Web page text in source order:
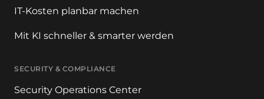
IT-Kosten planbar machen
Mit KI schneller & smarter werden
SECURITY & COMPLIANCE
Security Operations Center